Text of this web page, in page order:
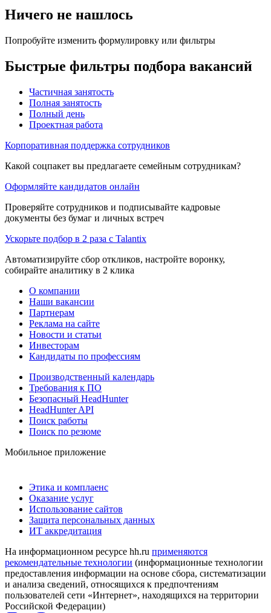
Ничего не нашлось
Попробуйте изменить формулировку или фильтры
Быстрые фильтры подбора вакансий
Частичная занятость
Полная занятость
Полный день
Проектная работа
Корпоративная поддержка сотрудников
Какой соцпакет вы предлагаете семейным сотрудникам?
Оформляйте кандидатов онлайн
Проверяйте сотрудников и подписывайте кадровые
документы без бумаг и личных встреч
Ускорьте подбор в 2 раза с Talantix
Автоматизируйте сбор откликов, настройте воронку,
собирайте аналитику в 2 клика
О компании
Наши вакансии
Партнерам
Реклама на сайте
Новости и статьи
Инвесторам
Кандидаты по профессиям
Производственный календарь
Требования к ПО
Безопасный HeadHunter
HeadHunter API
Поиск работы
Поиск по резюме
Мобильное приложение
Этика и комплаенс
Оказание услуг
Использование сайтов
Защита персональных данных
ИТ аккредитация
На информационном ресурсе hh.ru применяются
рекомендательные технологии (информационные технологии
предоставления информации на основе сбора, систематизации
и анализа сведений, относящихся к предпочтениям
пользователей сети «Интернет», находящихся на территории
Российской Федерации)